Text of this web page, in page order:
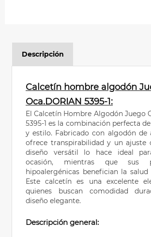
Descripción
Calcetín hombre algodón
Oca.DORIAN 5395-1:
El Calcetín Hombre Algodón Juego
5395-1 es la combinación perfecta
y estilo. Fabricado con algodón de
ofrece transpirabilidad y un ajuste
diseño versátil lo hace ideal
ocasión, mientras que sus
hipoalergénicas benefician la salud
Este calcetín es una excelente
quienes buscan comodidad
diseño elegante.
Descripción general: